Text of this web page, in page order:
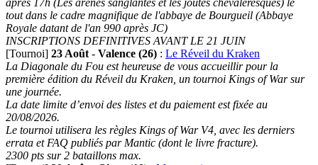
tout dans le cadre magnifique de l'abbaye de Bourgueil (Abbaye
Royale datant de l'an 990 après JC)
INSCRIPTIONS DEFINITIVES AVANT LE 21 JUIN
[Tournoi] 23 Août - Valence (26) : Le Réveil du Kraken
La Diagonale du Fou est heureuse de vous accueillir pour la
première édition du Réveil du Kraken, un tournoi Kings of War sur
une journée.
La date limite d’envoi des listes et du paiement est fixée au
20/08/2026.
Le tournoi utilisera les règles Kings of War V4, avec les derniers
errata et FAQ publiés par Mantic (dont le livre fracture).
2300 pts sur 2 bataillons max.